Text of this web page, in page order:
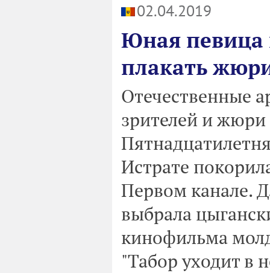
02.04.2019
Юная певица
плакать
Отечественные
зрителей и жюри
Истратe
Первом канале.
выбрала
кинофильма
"Табор уходит в